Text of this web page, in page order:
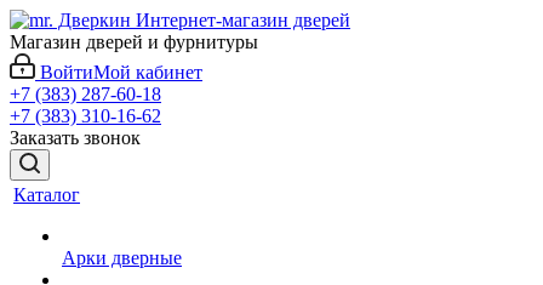
Магазин дверей и фурнитуры
ВойтиМой кабинет
+7 (383) 287-60-18
+7 (383) 310-16-62
Заказать звонок
Каталог
Арки дверные